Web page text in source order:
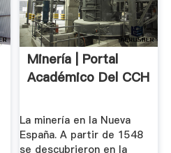
Minería | Portal
Académico Del CCH
La minería en la Nueva
España. A partir de 1548
se descubrieron en la